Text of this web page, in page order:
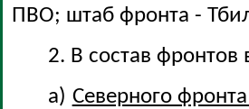
ПВО; штаб фронта -
2. В состав фронтов
а) Северного